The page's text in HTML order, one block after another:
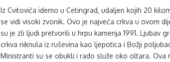
Iz Cvitovića idemo u Cetingrad, udaljen kojih 20
se vidi visoki zvonik. Ovo je najveća crkva u ovom
su je zli ljudi pretvorili u hrpu kamenja 1991. Ljubav
crkva niknula iz ruševina kao ljepotica i Božji
Ministranti su se obukli i rado služe oko oltara. Ova